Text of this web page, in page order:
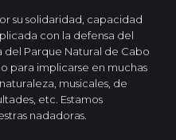
su solidaridad, capacidad
con la defensa del
Parque Natural de Cabo
para implicarse en muchas
musicales, de
etc. Estamos
nadadoras.